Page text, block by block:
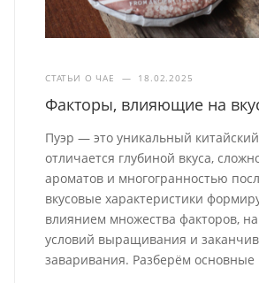
СТАТЬИ О ЧАЕ — 18.02.2025
Факторы, влияющие на
Пуэр — это уникальный
отличается глубиной вкуса,
ароматов и многогранностью
вкусовые характеристики
влиянием множества факторов,
условий выращивания и
заваривания. Разберём основные